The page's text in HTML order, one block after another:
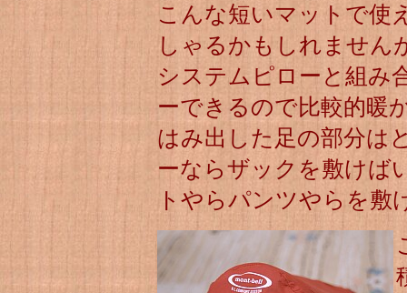
こんな短いマットで使
しゃるかもしれません
システムピローと組み
ーできるので比較的暖
はみ出した足の部分は
ーならザックを敷けば
トやらパンツやらを敷